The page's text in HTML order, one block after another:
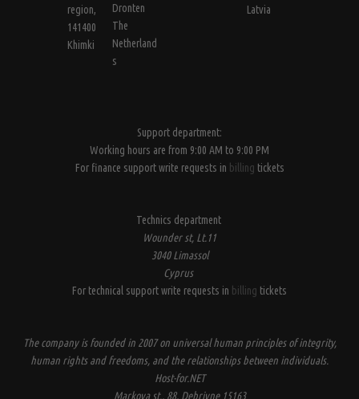
region,
141400
Khimki
Dronten
The
Netherland
s
Latvia
Support department:
Working hours are from 9:00 AM to 9:00 PM
For finance support write requests in billing tickets
Technics department
Wounder st, Lt.11
3040 Limassol
Cyprus
For technical support write requests in billing tickets
The company is founded in 2007 on universal human principles of integrity,
human rights and freedoms, and the relationships between individuals.
Host-for.NET
Markova st., 88, Debrivne 15163